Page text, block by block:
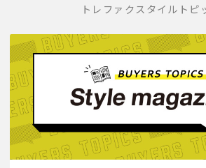
トレファクスタイルトピ